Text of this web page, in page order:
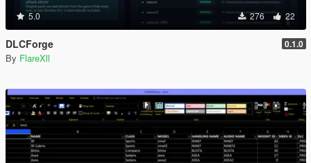
5.0 276 22
DLCForge 0.1.0
By FlareXll